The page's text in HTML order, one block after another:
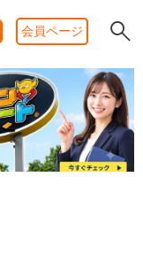
会員ページ